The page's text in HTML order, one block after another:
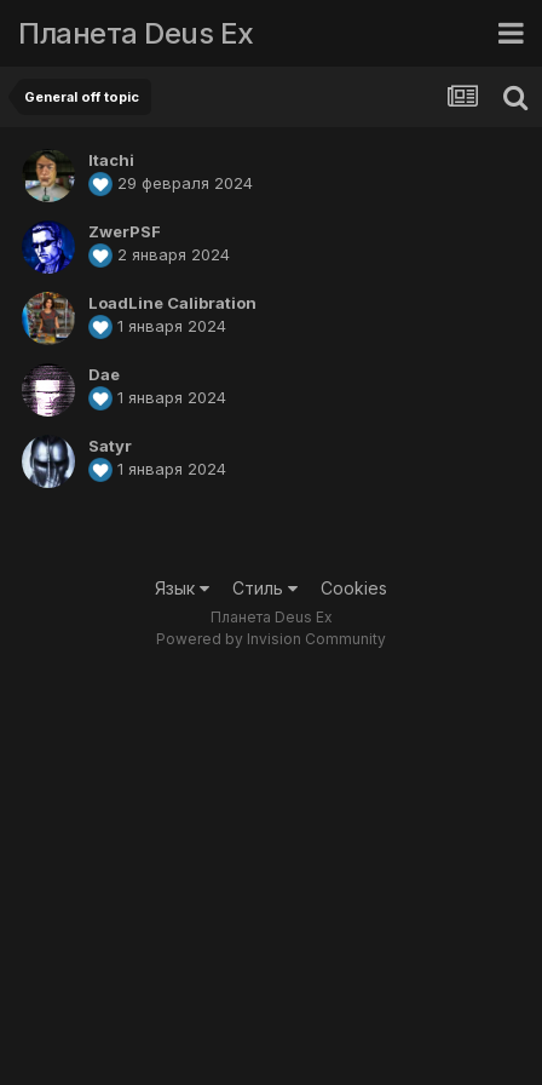
Планета Deus Ex
General off topic
Itachi
29 февраля 2024
ZwerPSF
2 января 2024
LoadLine Calibration
1 января 2024
Dae
1 января 2024
Satyr
1 января 2024
Язык Стиль Cookies
Планета Deus Ex
Powered by Invision Community